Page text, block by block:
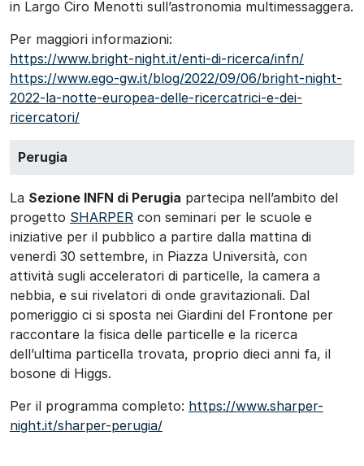
in Largo Ciro Menotti sull’astronomia multimessaggera.
Per maggiori informazioni:
https://www.bright-night.it/enti-di-ricerca/infn/
https://www.ego-gw.it/blog/2022/09/06/bright-night-
2022-la-notte-europea-delle-ricercatrici-e-dei-
ricercatori/
Perugia
La Sezione INFN di Perugia partecipa nell’ambito del
progetto SHARPER con seminari per le scuole e
iniziative per il pubblico a partire dalla mattina di
venerdì 30 settembre, in Piazza Università, con
attività sugli acceleratori di particelle, la camera a
nebbia, e sui rivelatori di onde gravitazionali. Dal
pomeriggio ci si sposta nei Giardini del Frontone per
raccontare la fisica delle particelle e la ricerca
dell’ultima particella trovata, proprio dieci anni fa, il
bosone di Higgs.
Per il programma completo: https://www.sharper-
night.it/sharper-perugia/